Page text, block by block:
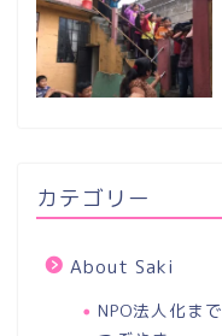
カテゴリー
About Saki
NPO法人化ま